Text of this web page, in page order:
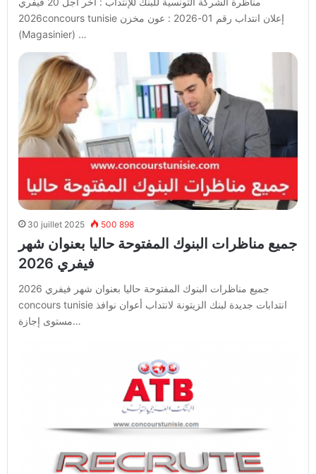
2026concours tunisie إعلان انتداب رقم 01-2026 : عون مخزن
(Magasinier) …
30 juillet 2025 500 898
جميع مناظرات البنوك المفتوحة حاليا بعنوان شهر
فيفري 2026
جميع مناظرات البنوك المفتوحة حاليا بعنوان شهر فيفري 2026
concours tunisie انتدابات جديدة لبنك الزيتونة لانتداب أعوان نوافذ
مستوى إجازة…